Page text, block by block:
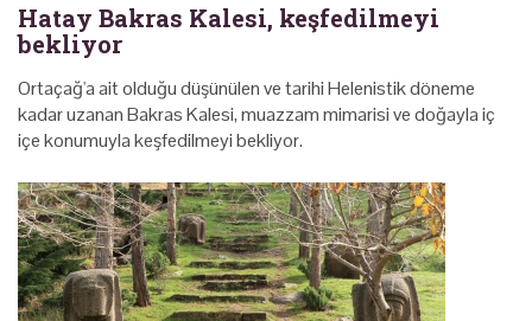
Hatay Bakras Kalesi, keşfedilmeyi
bekliyor
Ortaçağ'a ait olduğu düşünülen ve tarihi Helenistik döneme
kadar uzanan Bakras Kalesi, muazzam mimarisi ve doğayla iç
içe konumuyla keşfedilmeyi bekliyor.